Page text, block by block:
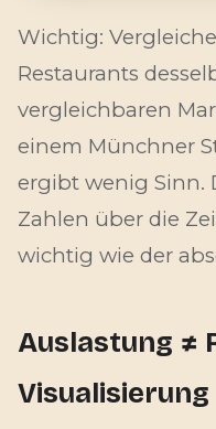
Wichtig:
Restaurants
vergleichbaren
einem Münchner
ergibt wenig Sinn.
Zahlen über die
wichtig wie der
Auslastung ≠
Visualisierung